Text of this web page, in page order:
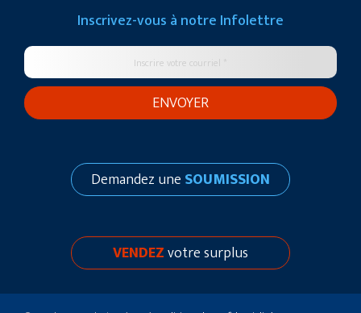
Inscrivez-vous à notre Infolettre
Demandez une SOUMISSION
VENDEZvotre surplus